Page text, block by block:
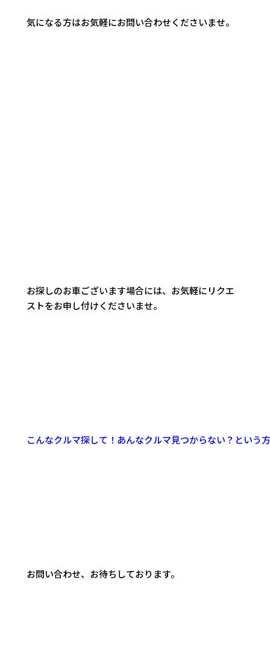
気になる方はお気軽にお問い合わせくださいませ。
お探しのお車ございます場合には、お気軽にリクエ
ストをお申し付けくださいませ。
こんなクルマ探して！あんなクルマ見つからない？という
お問い合わせ、お待ちしております。